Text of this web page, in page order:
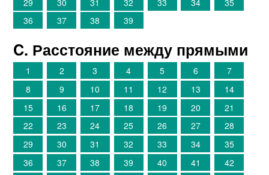
36
37 38 39
C. Расстояние между прямыми
1 2 3 4 5 6
7
8
9 10 11 12 13
14
15
16 17 18 19 20
21
22
23 24 25 26 27
28
29
30 31 32 33 34
35
36
37 38 39 40 41
42